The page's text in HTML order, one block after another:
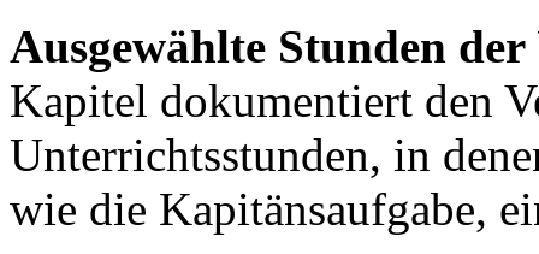
Ausgewählte Stunden
Kapitel dokumentiert den
Unterrichtsstunden, in
wie die Kapitänsaufgabe,